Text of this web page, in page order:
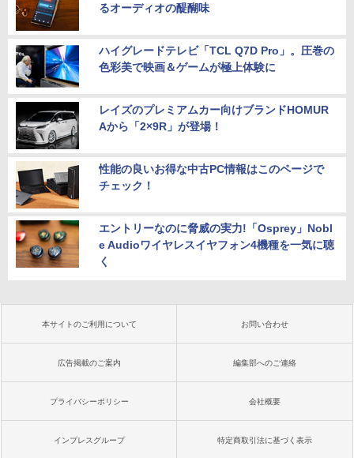
るオーディオの醍醐味
ハイグレードテレビ「TCL Q7D Pro」。圧巻の
色彩美で映画＆ゲームが極上体験に
レイズのプレミアムカー向けブランドHOMUR
Aから「2×9R」が登場！
性能の良いお得な中古PC情報はこのページで
チェック！
エントリーなのに脅威の実力!「Osprey」Nobl
e Audioワイヤレスイヤフォン4機種を一気に聴
く
本サイトのご利用について お問い合わせ
広告掲載のご案内 編集部へのご連絡
プライバシーポリシー 会社概要
インプレスグループ 特定商取引法に基づく表示